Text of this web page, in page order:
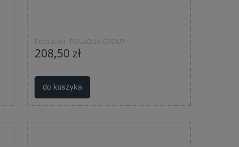
Producent: POLAQUA GROUP
208,50 zł
do koszyka